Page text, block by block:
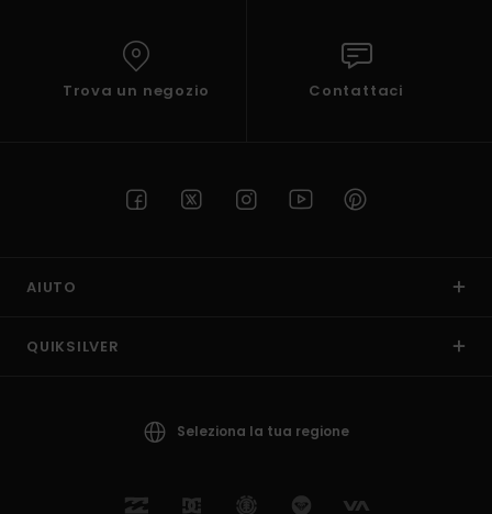
Trova un negozio Contattaci
AIUTO
QUIKSILVER
Seleziona la tua regione